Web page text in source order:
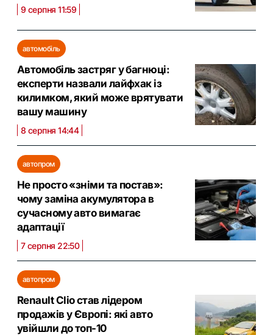
9 серпня 11:59
автомобіль
Автомобіль застряг у багнюці:
експерти назвали лайфхак із
килимком, який може врятувати
вашу машину
8 серпня 14:44
автопром
Не просто «зніми та постав»:
чому заміна акумулятора в
сучасному авто вимагає
адаптації
7 серпня 22:50
автопром
Renault Clio став лідером
продажів у Європі: які авто
увійшли до топ-10